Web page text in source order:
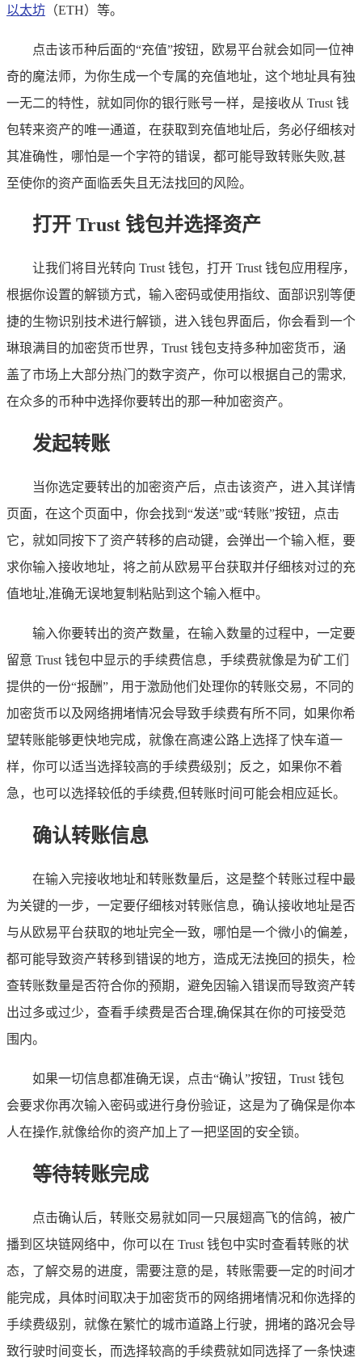
以太坊 （ETH）等。
点击该币种后面的“充值”按钮，欧易平台就会如同一位神
奇的魔法师，为你生成一个专属的充值地址，这个地址具有独
一无二的特性，就如同你的银行账号一样，是接收从 Trust 钱
包转来资产的唯一通道，在获取到充值地址后，务必仔细核对
其准确性，哪怕是一个字符的错误，都可能导致转账失败,甚
至使你的资产面临丢失且无法找回的风险。
打开 Trust 钱包并选择资产
让我们将目光转向 Trust 钱包，打开 Trust 钱包应用程序，
根据你设置的解锁方式，输入密码或使用指纹、面部识别等便
捷的生物识别技术进行解锁，进入钱包界面后，你会看到一个
琳琅满目的加密货币世界，Trust 钱包支持多种加密货币，涵
盖了市场上大部分热门的数字资产，你可以根据自己的需求,
在众多的币种中选择你要转出的那一种加密资产。
发起转账
当你选定要转出的加密资产后，点击该资产，进入其详情
页面，在这个页面中，你会找到“发送”或“转账”按钮，点击
它，就如同按下了资产转移的启动键，会弹出一个输入框，要
求你输入接收地址，将之前从欧易平台获取并仔细核对过的充
值地址,准确无误地复制粘贴到这个输入框中。
输入你要转出的资产数量，在输入数量的过程中，一定要
留意 Trust 钱包中显示的手续费信息，手续费就像是为矿工们
提供的一份“报酬”，用于激励他们处理你的转账交易，不同的
加密货币以及网络拥堵情况会导致手续费有所不同，如果你希
望转账能够更快地完成，就像在高速公路上选择了快车道一
样，你可以适当选择较高的手续费级别；反之，如果你不着
急，也可以选择较低的手续费,但转账时间可能会相应延长。
确认转账信息
在输入完接收地址和转账数量后，这是整个转账过程中最
为关键的一步，一定要仔细核对转账信息，确认接收地址是否
与从欧易平台获取的地址完全一致，哪怕是一个微小的偏差，
都可能导致资产转移到错误的地方，造成无法挽回的损失，检
查转账数量是否符合你的预期，避免因输入错误而导致资产转
出过多或过少，查看手续费是否合理,确保其在你的可接受范
围内。
如果一切信息都准确无误，点击“确认”按钮，Trust 钱包
会要求你再次输入密码或进行身份验证，这是为了确保是你本
人在操作,就像给你的资产加上了一把坚固的安全锁。
等待转账完成
点击确认后，转账交易就如同一只展翅高飞的信鸽，被广
播到区块链网络中，你可以在 Trust 钱包中实时查看转账的状
态，了解交易的进度，需要注意的是，转账需要一定的时间才
能完成，具体时间取决于加密货币的网络拥堵情况和你选择的
手续费级别，就像在繁忙的城市道路上行驶，拥堵的路况会导
致行驶时间变长，而选择较高的手续费就如同选择了一条快速